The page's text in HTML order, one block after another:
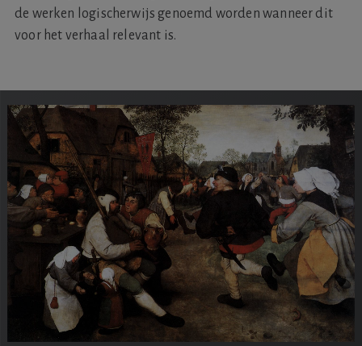
de werken logischerwijs genoemd worden wanneer dit
voor het verhaal relevant is.